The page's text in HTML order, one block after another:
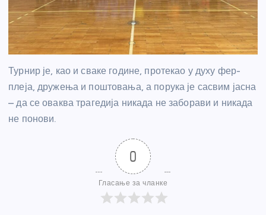
Турнир је, као и сваке године, протекао у духу фер-
плеја, дружења и поштовања, а порука је сасвим јасна
– да се оваква трагедија никада не заборави и никада
не понови.
0
Гласање за чланке